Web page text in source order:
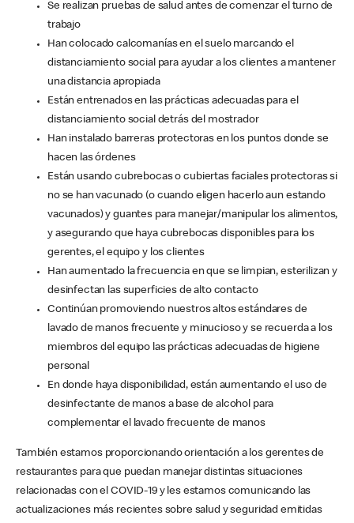
Se realizan pruebas de salud antes de comenzar el turno de
trabajo
Han colocado calcomanías en el suelo marcando el
distanciamiento social para ayudar a los clientes a mantener
una distancia apropiada
Están entrenados en las prácticas adecuadas para el
distanciamiento social detrás del mostrador
Han instalado barreras protectoras en los puntos donde se
hacen las órdenes
Están usando cubrebocas o cubiertas faciales protectoras si
no se han vacunado (o cuando eligen hacerlo aun estando
vacunados) y guantes para manejar/manipular los alimentos,
y asegurando que haya cubrebocas disponibles para los
gerentes, el equipo y los clientes
Han aumentado la frecuencia en que se limpian, esterilizan y
desinfectan las superficies de alto contacto
Continúan promoviendo nuestros altos estándares de
lavado de manos frecuente y minucioso y se recuerda a los
miembros del equipo las prácticas adecuadas de higiene
personal
En donde haya disponibilidad, están aumentando el uso de
desinfectante de manos a base de alcohol para
complementar el lavado frecuente de manos
También estamos proporcionando orientación a los gerentes de
restaurantes para que puedan manejar distintas situaciones
relacionadas con el COVID-19 y les estamos comunicando las
actualizaciones más recientes sobre salud y seguridad emitidas